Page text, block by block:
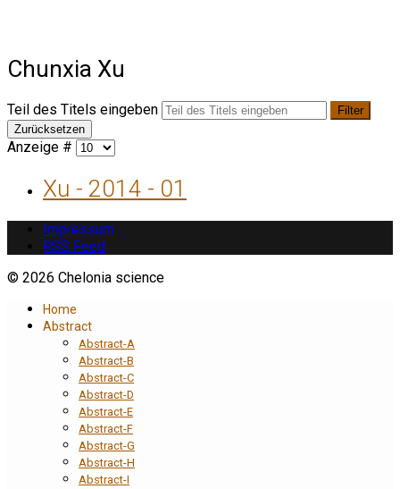
Chunxia Xu
Teil des Titels eingeben
Filter
Zurücksetzen
Anzeige #
Xu - 2014 - 01
Impressum
RSS Feed
© 2026 Chelonia science
Home
Abstract
Abstract-A
Abstract-B
Abstract-C
Abstract-D
Abstract-E
Abstract-F
Abstract-G
Abstract-H
Abstract-I